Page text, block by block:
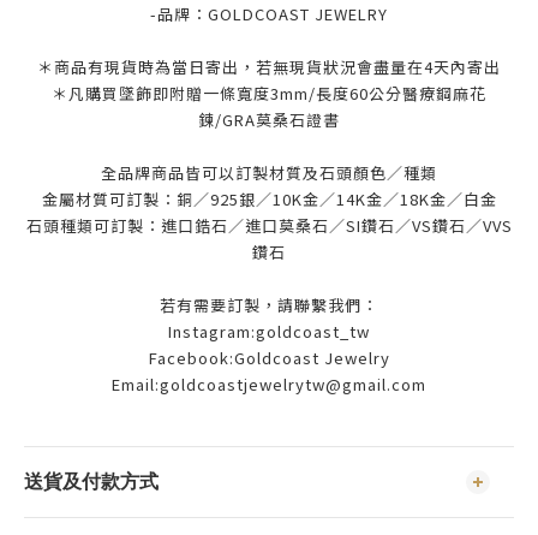
-品牌： GOLDCOAST JEWELRY
＊商品有現貨時為當日寄出，若無現貨狀況會盡量在4天內寄出
＊凡購買墜飾即附贈一條寬度3mm/長度60公分醫療鋼麻花
鍊/GRA莫桑石證書
全品牌商品皆可以訂製材質及石頭顏色／種類
金屬材質可訂製：銅／925銀／10K金／14K金／18K金／白金
石頭種類可訂製：進口鋯石／進口莫桑石／SI鑽石／VS鑽石／VVS
鑽石
若有需要訂製，請聯繫我們：
Instagram:goldcoast_tw
Facebook:Goldcoast Jewelry
Email:goldcoastjewelrytw@gmail.com
送貨及付款方式